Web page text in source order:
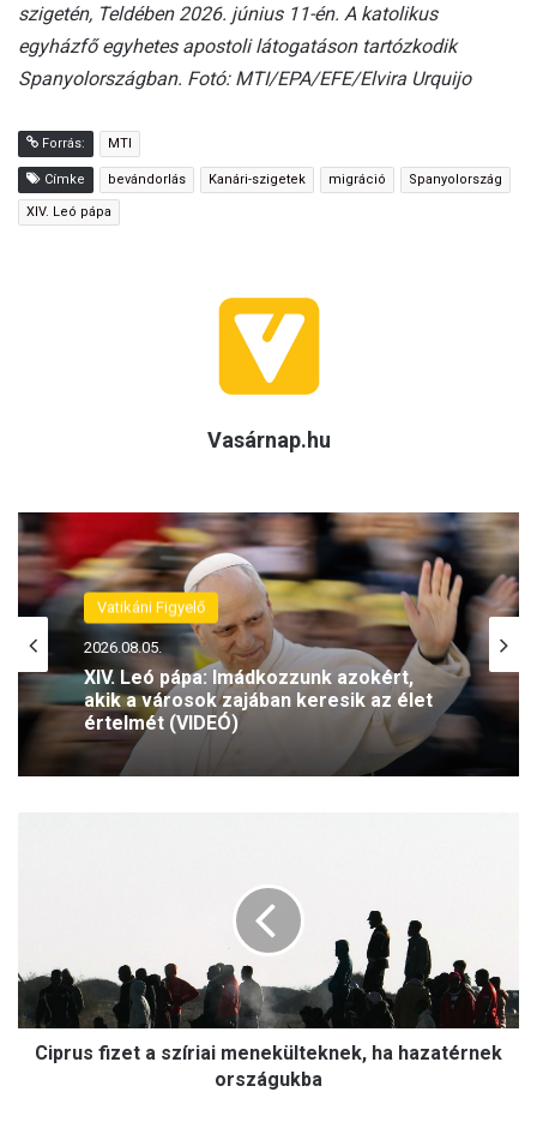
szigetén, Teldében 2026. június 11-én. A katolikus
egyházfő egyhetes apostoli látogatáson tartózkodik
Spanyolországban. Fotó: MTI/EPA/EFE/Elvira Urquijo
Forrás: MTI
Címke bevándorlás Kanári-szigetek migráció Spanyolország
XIV. Leó pápa
Vasárnap.hu
Vatikáni Figyelő
2026.08.07.
Moszkvába megy a vatikáni
külügyminiszter
Vatikáni Figyelő
2026.08.05.
f
z
Ciprus fizet a szíriai menekülteknek, ha hazatérnek
országukba